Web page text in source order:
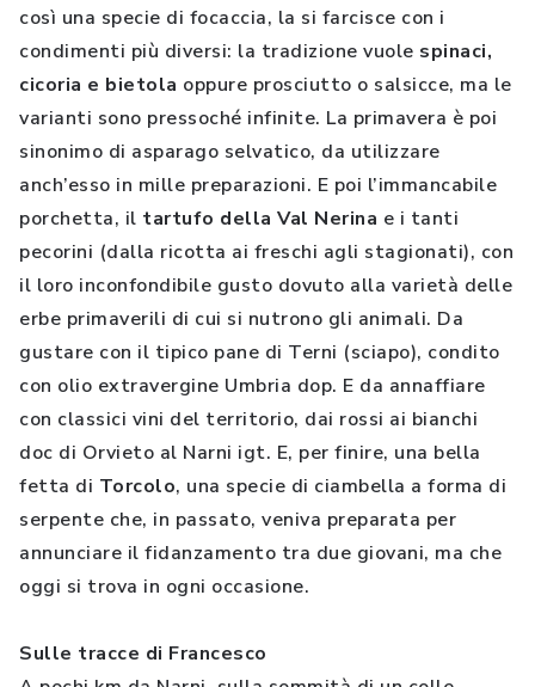
così una specie di focaccia, la si farcisce con i
condimenti più diversi: la tradizione vuole spinaci,
cicoria e bietola oppure prosciutto o salsicce, ma le
varianti sono pressoché infinite. La primavera è poi
sinonimo di asparago selvatico, da utilizzare
anch’esso in mille preparazioni. E poi l’immancabile
porchetta, il tartufo della Val Nerina e i tanti
pecorini (dalla ricotta ai freschi agli stagionati), con
il loro inconfondibile gusto dovuto alla varietà delle
erbe primaverili di cui si nutrono gli animali. Da
gustare con il tipico pane di Terni (sciapo), condito
con olio extravergine Umbria dop. E da annaffiare
con classici vini del territorio, dai rossi ai bianchi
doc di Orvieto al Narni igt. E, per finire, una bella
fetta di Torcolo, una specie di ciambella a forma di
serpente che, in passato, veniva preparata per
annunciare il fidanzamento tra due giovani, ma che
oggi si trova in ogni occasione.
Sulle tracce di Francesco